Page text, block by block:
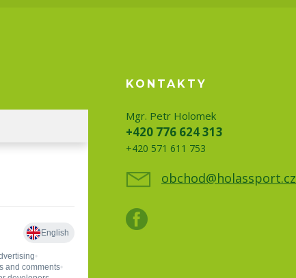
KONTAKTY
Mgr. Petr Holomek
+420 776 624 313
+420 571 611 753
obchod@holassport.cz